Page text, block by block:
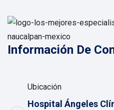
Información De
Ubicación
Hospital Ángeles